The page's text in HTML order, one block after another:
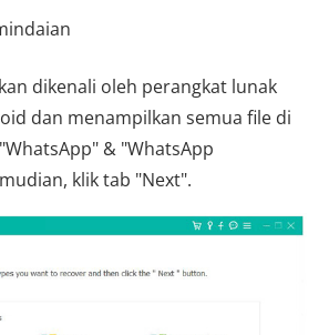
dikenali oleh perangkat lunak
dan menampilkan semua file di
& "WhatsApp
klik tab "Next".